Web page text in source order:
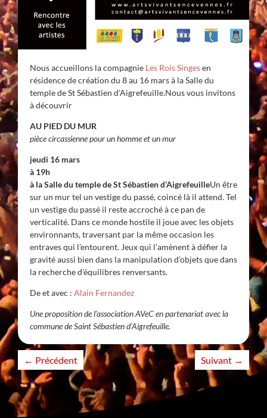
Nous accueillons la compagnie Les Rois Singesen
résidence de création du 8 au 16 mars à la Salle du
temple de St Sébastien d’Aigrefeuille.Nous vous invitons
à découvrir
AU PIED DU MUR
pièce circassienne pour un homme et un mur
jeudi 16 mars
à 19h
à la Salle du temple de St Sébastien d’AigrefeuilleUn être
sur un mur tel un vestige du passé, coincé là il attend. Tel
un vestige du passé il reste accroché à ce pan de
verticalité. Dans ce monde hostile il joue avec les objets
environnants, traversant par la même occasion les
entraves qui l’entourent. Jeux qui l’amènent à défier la
gravité aussi bien dans la manipulation d’objets que dans
la recherche d’équilibres renversants.
De et avec : Alain Fernandez
Une proposition de l’association AVeC en partenariat avec la
commune de Saint Sébastien d’Aigrefeuille.
← Précédent Suivant →